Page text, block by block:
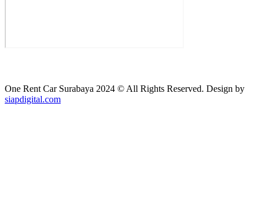
One Rent Car Surabaya 2024 © All Rights Reserved. Design by
siapdigital.com